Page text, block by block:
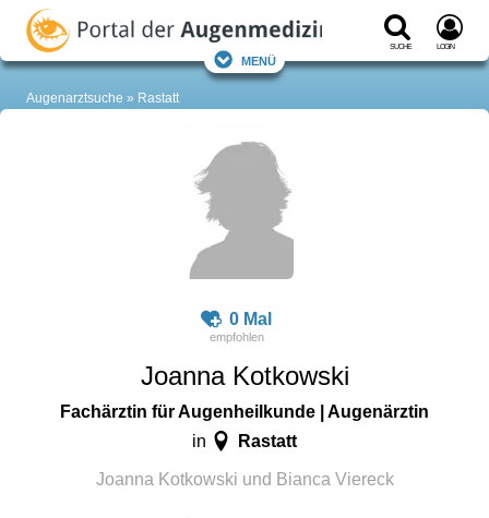
Suche Login
Menü
Augenarztsuche Rastatt
0 Mal
Joanna Kotkowski
Fachärztin für Augenheilkunde | Augenärztin
in Rastatt
Joanna Kotkowski und Bianca Viereck